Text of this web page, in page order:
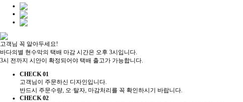
고객님 꼭 알아두세요!
바다의별 현수막의 택배 마감 시간은 오후 3시입니다.
3시 전까지 시안이 확정되어야 택배 출고가 가능합니다.
CHECK 01
고객님이 주문하신 디자인입니다.
반드시 주문수량, 오·탈자, 마감처리를 꼭 확인하시기 바랍니다.
CHECK 02